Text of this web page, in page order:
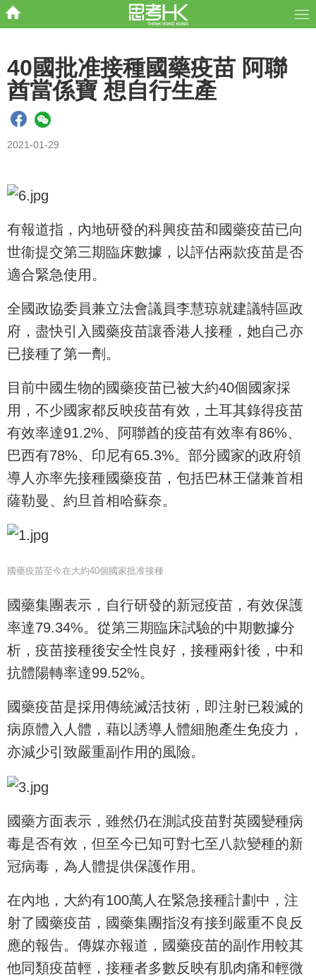
40國批准接種國藥疫苗 阿聯
酋當係寶 想自行生產
2021-01-29
有報道指，內地研發的科興疫苗和國藥疫苗已向
世衞提交第三期臨床數據，以評估兩款疫苗是否
適合緊急使用。
全國政協委員兼立法會議員李慧琼就建議特區政
府，盡快引入國藥疫苗讓香港人接種，她自己亦
已接種了第一劑。
目前中國生物的國藥疫苗已被大約40個國家採
用，不少國家都反映疫苗有效，土耳其錄得疫苗
有效率達91.2%、阿聯酋的疫苗有效率有86%、
巴西有78%、印尼有65.3%。部分國家的政府領
導人亦率先接種國藥疫苗，包括巴林王儲兼首相
薩勒曼、約旦首相哈蘇奈。
國藥疫苗至今在大約40個國家批准接種
國藥集團表示，自行研發的新冠疫苗，有效保護
率達79.34%。從第三期臨床試驗的中期數據分
析，疫苗接種後安全性良好，接種兩針後，中和
抗體陽轉率達99.52%。
國藥疫苗是採用傳統滅活技術，即注射已殺滅的
病原體入人體，藉以誘導人體細胞產生免疫力，
亦減少引致嚴重副作用的風險。
國藥方面表示，雖然仍在測試疫苗對英國變種病
毒是否有效，但至今已知可對七至八款變種的新
冠病毒，為人體提供保護作用。
在內地，大約有100萬人在緊急接種計劃中，注
射了國藥疫苗，國藥集團指沒有接到嚴重不良反
應的報告。傳媒亦報道，國藥疫苗的副作用較其
他同類疫苗輕，接種者多數反映有肌肉痛和輕微